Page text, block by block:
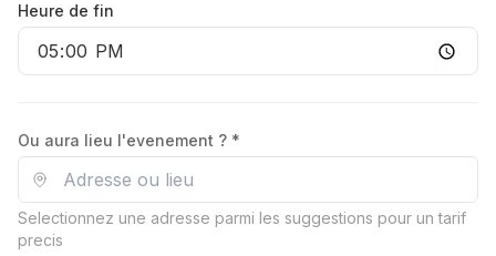
Heure de fin
Ou aura lieu l'evenement ? *
Selectionnez une adresse parmi les suggestions pour un tarif
precis